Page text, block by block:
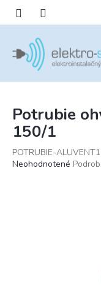
obsah
Potrubie
150/1
POTRUBIE-
Priemerné
Neohodnotené